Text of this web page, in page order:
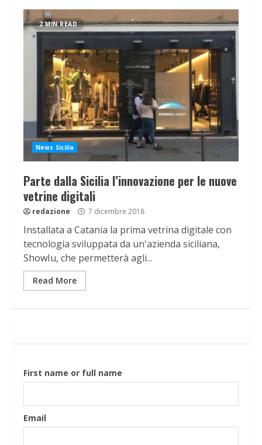
2 MIN READ
News Sicilia
Parte dalla Sicilia l’innovazione per le nuove
vetrine digitali
redazione 7 dicembre 2018
Installata a Catania la prima vetrina digitale con
tecnologia sviluppata da un'azienda siciliana,
ShowIu, che permetterà agli...
Read More
First name or full name
Email